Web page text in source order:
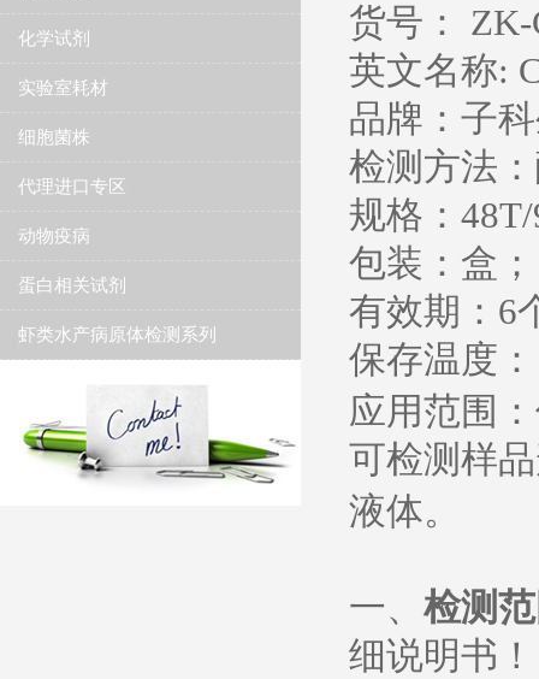
化学试剂
实验室耗材
细胞菌株
代理进口专区
动物疫病
蛋白相关试剂
虾类水产病原体检测系列
货号： ZK-
英文名称:
品牌：子
检测方法
规格：
包装：盒；
有效期： 6
保存温度 ：
应用范围
可检测样
液体。
一、 检测
细说明书 ！